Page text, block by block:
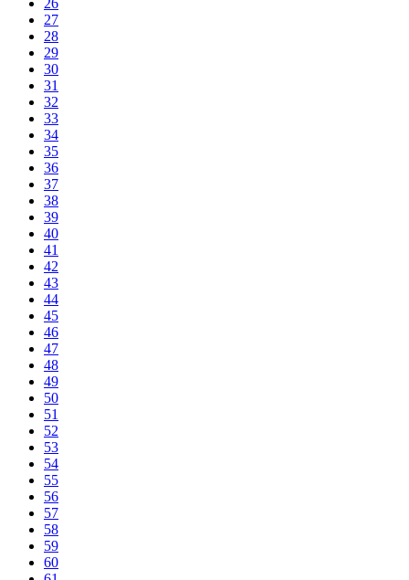
26
27
28
29
30
31
32
33
34
35
36
37
38
39
40
41
42
43
44
45
46
47
48
49
50
51
52
53
54
55
56
57
58
59
60